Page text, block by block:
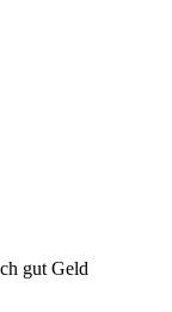
gut Geld